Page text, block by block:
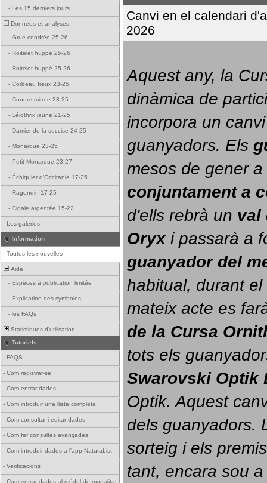
- Les 15 derniers jours
Données et analyses
- Grue cendrée 25-26
- Roitelet huppé 25-26
- Roitelet huppé 25-26
- Corbeau freux 23-25
- Conure mitrée 23-25
- Léiothrix jaune 21-25
- Damier de la succise 24-25
- Monarque 23-25
- Petit Monarque 23-27
- Échiquier d'Occitanie 17-25
- Ragondin 17-25
- Cigale argentée 15-22
- Les galeries
Information
- Toutes les nouvelles
Aide
- Espèces à publication limitée
- Explication des symboles
- les FAQs
Statistiques d'utilisation
Tutoriels
- FAQS
- Com registrar-se
- Com entrar dades
- Com introduir una llista completa
- Com consultar i editar dades
- Com fer consultes avançades
- Com introduir dades a l'app NaturaList
- Verificacions
- Com entrar dades al mòdul de mortalitat
Canvi en el calendari
2026
Aquest any, la
dinàmica de
incorpora un
guanyadors. Els
conjuntament a
d'ells rebrà un val
Oryx i passarà a
guanyador del
habitual, durant el
mateix acte es
de la Cursa
tots els
Swarovski Optik
Optik. Aquest
dels guanyadors.
sorteig i els
tant, encara sou